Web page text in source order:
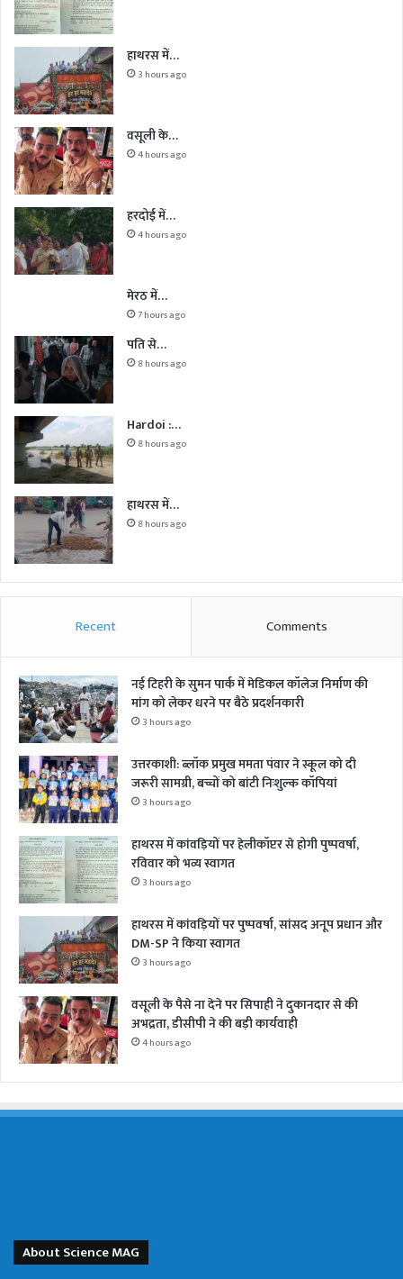
हाथरस में…
3 hours ago
वसूली के…
4 hours ago
हरदोई में…
4 hours ago
मेरठ में…
7 hours ago
पति से…
8 hours ago
Hardoi :…
8 hours ago
हाथरस में…
8 hours ago
Recent Comments
नई टिहरी के सुमन पार्क में मेडिकल कॉलेज निर्माण की
मांग को लेकर धरने पर बैठे प्रदर्शनकारी
3 hours ago
उत्तरकाशी: ब्लॉक प्रमुख ममता पंवार ने स्कूल को दी
जरूरी सामग्री, बच्चों को बांटी निःशुल्क कॉपियां
3 hours ago
हाथरस में कांवड़ियों पर हेलीकॉप्टर से होगी पुष्पवर्षा,
रविवार को भव्य स्वागत
3 hours ago
हाथरस में कांवड़ियों पर पुष्पवर्षा, सांसद अनूप प्रधान और
DM-SP ने किया स्वागत
3 hours ago
वसूली के पैसे ना देने पर सिपाही ने दुकानदार से की
अभद्रता, डीसीपी ने की बड़ी कार्यवाही
4 hours ago
About Science MAG